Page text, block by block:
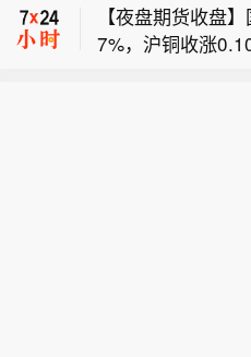
枚炮弹，创下自
发射炮弹数量最
【夜盘期货收盘
7%，沪铜收涨